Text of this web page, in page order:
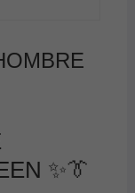
✨👔